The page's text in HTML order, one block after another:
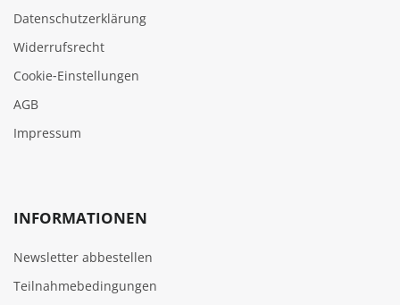
Datenschutzerklärung
Widerrufsrecht
Cookie‑Einstellungen
AGB
Impressum
INFORMATIONEN
Newsletter abbestellen
Teilnahmebedingungen